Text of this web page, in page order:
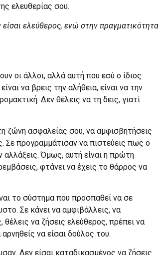
ελευθερίας σου.
ελεύθερος, ενώ στην πραγματικότητα
οι άλλοι, αλλά αυτή που εσύ ο ίδιος
να βρεις την αλήθεια, είναι να την
Δεν θέλεις να τη δεις, γιατί
ζώνη ασφαλείας σου, να αμφισβητήσεις
Σε προγραμμάτισαν να πιστεύεις πως ο
αλλάξεις. Όμως, αυτή είναι η πρώτη
φτάνει να έχεις το θάρρος να
το σύστημα που προσπαθεί να σε
Σε κάνει να αμφιβάλλεις, να
να ζήσεις ελεύθερος, πρέπει να
να είσαι δούλος του.
Δεν είσαι καταδικασμένος να ζήσεις